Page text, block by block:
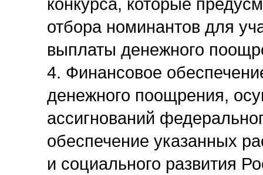
конкурса, которые
отбора номинантов для
выплаты денежного
4. Финансовое
денежного поощрения,
ассигнований
обеспечение указанных
и социального развития